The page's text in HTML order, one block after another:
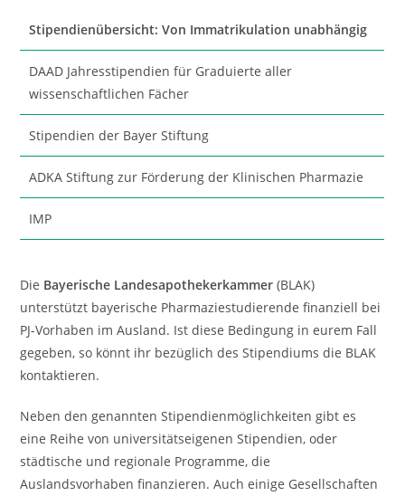
Stipendienübersicht: Von Immatrikulation unabhängig
DAAD Jahresstipendien für Graduierte aller
wissenschaftlichen Fächer
Stipendien der Bayer Stiftung
ADKA Stiftung zur Förderung der Klinischen Pharmazie
IMP
Die Bayerische Landesapothekerkammer (BLAK)
unterstützt bayerische Pharmaziestudierende finanziell bei
PJ-Vorhaben im Ausland. Ist diese Bedingung in eurem Fall
gegeben, so könnt ihr bezüglich des Stipendiums die BLAK
kontaktieren.
Neben den genannten Stipendienmöglichkeiten gibt es
eine Reihe von universitätseigenen Stipendien, oder
städtische und regionale Programme, die
Auslandsvorhaben finanzieren. Auch einige Gesellschaften